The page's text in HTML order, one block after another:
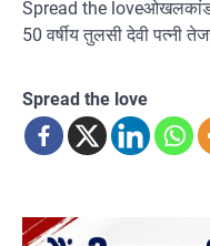
Spread the loveओखलकांडा
50 वर्षीय तुलसी देवी पत्नी
Spread the love